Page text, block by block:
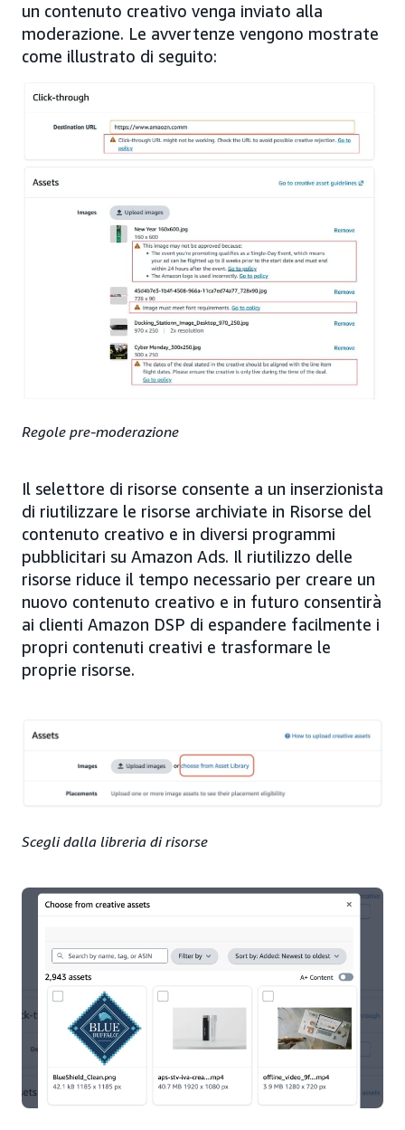
un contenuto creativo venga inviato alla
moderazione. Le avvertenze vengono mostrate
come illustrato di seguito:
Regole pre-moderazione
Il selettore di risorse consente a un inserzionista
di riutilizzare le risorse archiviate in Risorse del
contenuto creativo e in diversi programmi
pubblicitari su Amazon Ads. Il riutilizzo delle
risorse riduce il tempo necessario per creare un
nuovo contenuto creativo e in futuro consentirà
ai clienti Amazon DSP di espandere facilmente i
propri contenuti creativi e trasformare le
proprie risorse.
Scegli dalla libreria di risorse